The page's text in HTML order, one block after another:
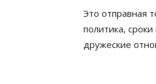
Это отправная
политика,
дружеские